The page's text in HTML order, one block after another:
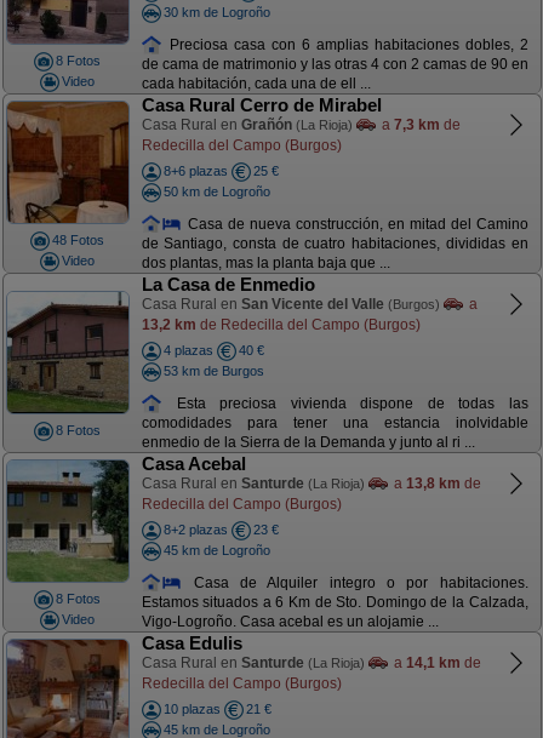
8 Fotos
Video
30 km de Logroño
Preciosa casa con 6 amplias habitaciones dobles, 2
de cama de matrimonio y las otras 4 con 2 camas de 90 en
cada habitación, cada una de ell ...
48 Fotos
Video
Casa Rural Cerro de Mirabel
Casa Rural en Grañón (La Rioja) a 7,3 km de
Redecilla del Campo (Burgos)
8+6 plazas
25 €
50 km de Logroño
Casa de nueva construcción, en mitad del Camino
de Santiago, consta de cuatro habitaciones, divididas en
dos plantas, mas la planta baja que ...
8 Fotos
La Casa de Enmedio
Casa Rural en San Vicente del Valle (Burgos)
a
13,2 km de Redecilla del Campo (Burgos)
4 plazas
40 €
53 km de Burgos
Esta preciosa vivienda dispone de todas las
comodidades para tener una estancia inolvidable
enmedio de la Sierra de la Demanda y junto al ri ...
8 Fotos
Video
Casa Acebal
Casa Rural en Santurde (La Rioja) a 13,8 km de
Redecilla del Campo (Burgos)
8+2 plazas
23 €
45 km de Logroño
Casa de Alquiler integro o por habitaciones.
Estamos situados a 6 Km de Sto. Domingo de la Calzada,
Vigo-Logroño. Casa acebal es un alojamie ...
Casa Edulis
Casa Rural en Santurde (La Rioja) a 14,1 km de
Redecilla del Campo (Burgos)
10 plazas
21 €
45 km de Logroño